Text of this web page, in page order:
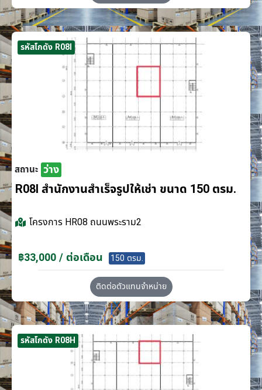
รหัสโกดัง R08I
สถานะ ว่าง
R08I สำนักงานสำเร็จรูปให้เช่า ขนาด 150 ตรม.
โครงการ HR08 ถนนพระราม2
฿33,000 / ต่อเดือน 150 ตรม.
ติดต่อตัวแทนจำหน่าย
รหัสโกดัง R08H